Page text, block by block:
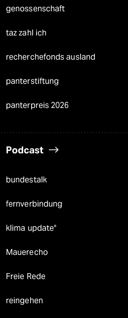
genossenschaft
taz zahl ich
recherchefonds ausland
panterstiftung
panterpreis 2026
Podcast
bundestalk
fernverbindung
klima update°
Mauerecho
Freie Rede
reingehen